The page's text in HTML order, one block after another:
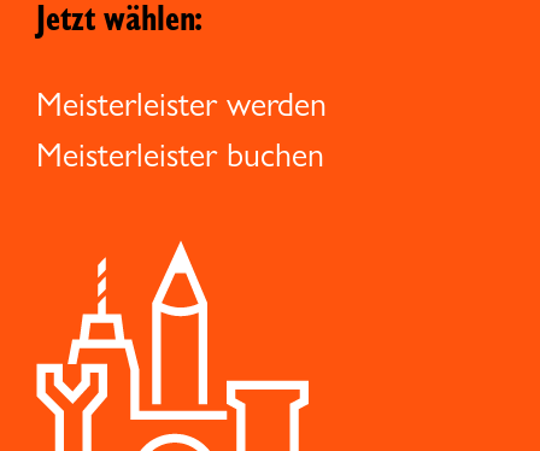
Jetzt wählen:
Meisterleister werden
Meisterleister buchen